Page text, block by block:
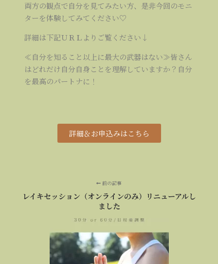
両方の観点で自分を見てみたい方、是非今回のモニ
ターを体験してみてください♡
詳細は下記ＵＲＬよりご覧ください↓
≪自分を知ること以上に最大の武器はない≫皆さん
はどれだけ自分自身ことを理解していますか？自分
を最高のパートナに！
詳細＆お申込みはこちら
前の記事
レイキセッション（オンラインのみ）リニューアルし
ました